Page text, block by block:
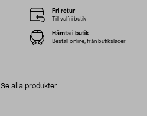
Se alla produkter
Fri retur
Till valfri butik
Hämta i butik
Beställ online, från butikslager